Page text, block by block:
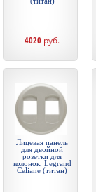
4020 руб.
Лицевая панель
для двойной
розетки для
колонок, Legrand
Celiane (титан)